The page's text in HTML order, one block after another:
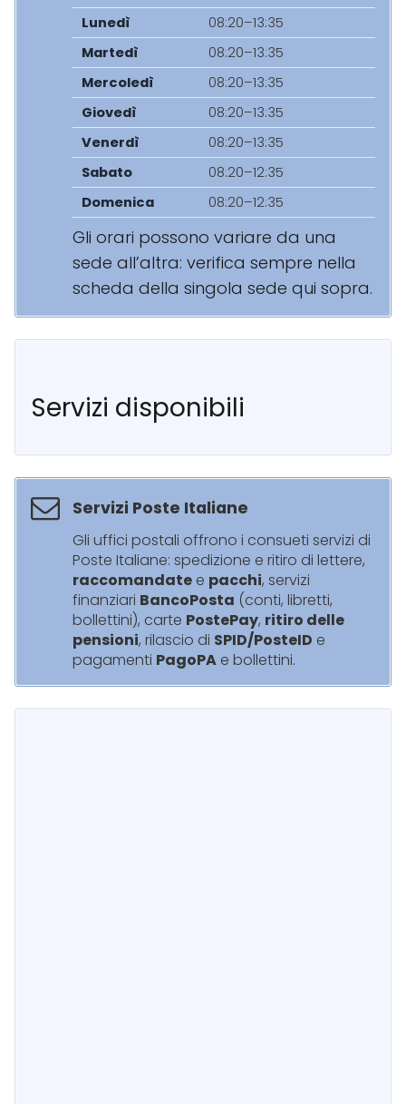
Lunedì
08:20–13:35
Martedì
08:20–13:35
Mercoledì
08:20–13:35
Giovedì
08:20–13:35
Venerdì
08:20–13:35
Sabato
08:20–12:35
Domenica
08:20–12:35
Gli orari possono variare da una
sede all’altra: verifica sempre nella
scheda della singola sede qui sopra.
Servizi disponibili
Servizi Poste Italiane
Gli uffici postali offrono i consueti servizi di
Poste Italiane: spedizione e ritiro di lettere,
raccomandate e pacchi, servizi
finanziari BancoPosta (conti, libretti,
bollettini), carte PostePay, ritiro delle
pensioni, rilascio di SPID/PosteID e
pagamenti PagoPA e bollettini.